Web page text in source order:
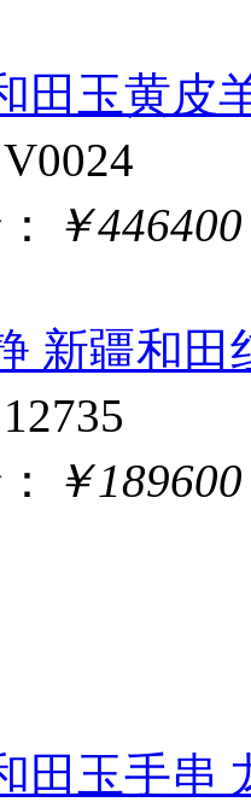
田玉黄皮
￥446400
新疆和田
￥189600
田玉手串